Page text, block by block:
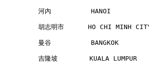
河內          HANOI
胡志明市      HO CHI MINH
曼谷          BANGKOK
吉隆坡        KUALA LUMPUR